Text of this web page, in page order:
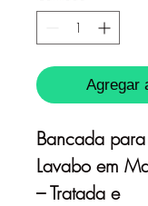
Agregar
Bancada
Lavabo em
– Tratada e